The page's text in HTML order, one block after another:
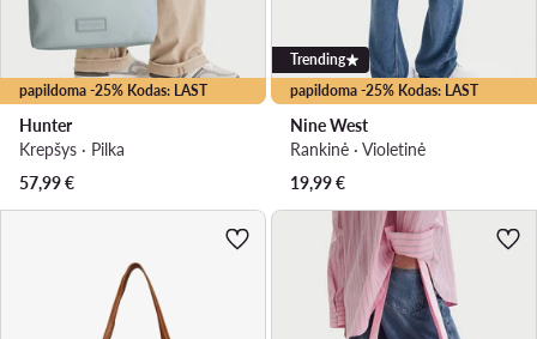
papildoma -25% Kodas: LAST
Hunter
Krepšys · Pilka
57,99€
papildoma -25% Kodas: LAST
Trending
Nine West
Rankinė · Violetinė
19,99€